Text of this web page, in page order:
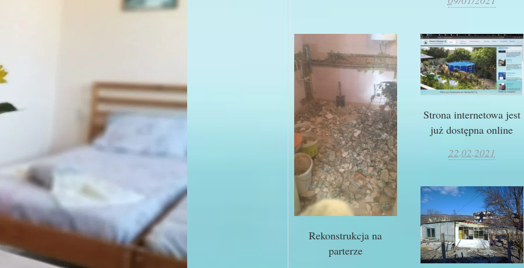
Rekonstrukcja na
parterze
Strona internetowa jest
już dostępna online
22.02.2021